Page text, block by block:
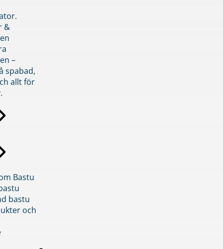
&
–
spabad,
allt för
Bastu
bastu
och